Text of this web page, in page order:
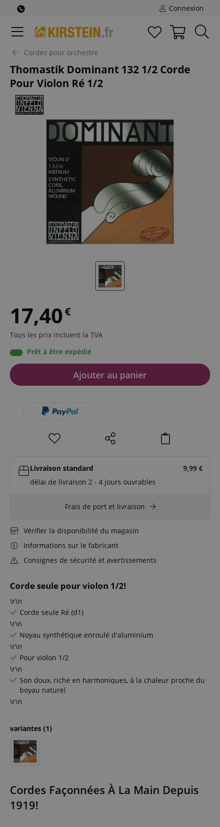
Connexion
Cordes pour orchestre
Thomastik Dominant 132 1/2 Corde
Pour Violon Ré 1/2
Corde seule pour violon 1/2!
\r\n
Corde seule Ré (d1)
\r\n
Noyau synthétique enroulé d'aluminium
\r\n
Pour violon 1/2
\r\n
Son doux, riche en harmoniques, à la chaleur proche du
boyau naturel
\r\n
variantes (1)
17,40€
Tous les prix incluent la TVA
Prêt à être expédié
Ajouter au panier
Livraison standard 9,99 €
délai de livraison 2 - 4 jours ouvrables
Frais de port et livraison
Vérifier la disponibilité du magasin
Informations sur le fabricant
Consignes de sécurité et avertissements
Cordes Façonnées À La Main Depuis
1919!